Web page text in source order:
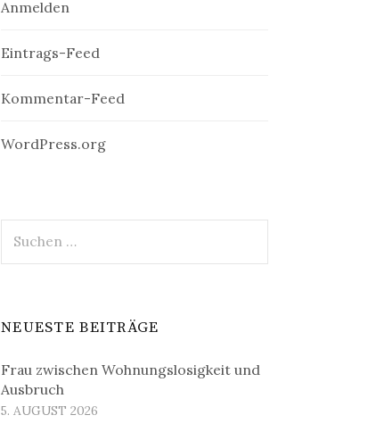
Anmelden
Eintrags-Feed
Kommentar-Feed
WordPress.org
nach:
NEUESTE BEITRÄGE
Frau zwischen Wohnungslosigkeit und
Ausbruch
5. AUGUST 2026